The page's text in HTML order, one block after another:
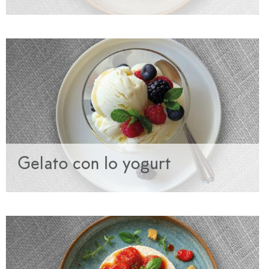
Gelato con lo yogurt